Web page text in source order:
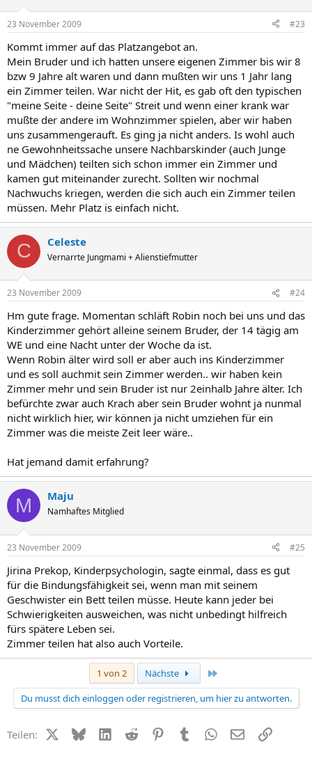
23 November 2009 #23
Kommt immer auf das Platzangebot an.
Mein Bruder und ich hatten unsere eigenen Zimmer bis wir 8
bzw 9 Jahre alt waren und dann mußten wir uns 1 Jahr lang
ein Zimmer teilen. War nicht der Hit, es gab oft den typischen
"meine Seite - deine Seite" Streit und wenn einer krank war
mußte der andere im Wohnzimmer spielen, aber wir haben
uns zusammengerauft. Es ging ja nicht anders. Is wohl auch
ne Gewohnheitssache unsere Nachbarskinder (auch Junge
und Mädchen) teilten sich schon immer ein Zimmer und
kamen gut miteinander zurecht. Sollten wir nochmal
Nachwuchs kriegen, werden die sich auch ein Zimmer teilen
müssen. Mehr Platz is einfach nicht.
C Celeste
Vernarrte Jungmami + Alienstiefmutter
23 November 2009 #24
Hm gute frage. Momentan schläft Robin noch bei uns und das
Kinderzimmer gehört alleine seinem Bruder, der 14 tägig am
WE und eine Nacht unter der Woche da ist.
Wenn Robin älter wird soll er aber auch ins Kinderzimmer
und es soll auchmit sein Zimmer werden.. wir haben kein
Zimmer mehr und sein Bruder ist nur 2einhalb Jahre älter. Ich
befürchte zwar auch Krach aber sein Bruder wohnt ja nunmal
nicht wirklich hier, wir können ja nicht umziehen für ein
Zimmer was die meiste Zeit leer wäre..
Hat jemand damit erfahrung?
M Maju
Namhaftes Mitglied
23 November 2009 #25
Jirina Prekop, Kinderpsychologin, sagte einmal, dass es gut
für die Bindungsfähigkeit sei, wenn man mit seinem
Geschwister ein Bett teilen müsse. Heute kann jeder bei
Schwierigkeiten ausweichen, was nicht unbedingt hilfreich
fürs spätere Leben sei.
Zimmer teilen hat also auch Vorteile.
1 von 2 Nächste
Du musst dich einloggen oder registrieren, um hier zu antworten.
Teilen: X (Twitter)
BlueskyLinkedIn
Reddit PinterestTumblr WhatsApp
E-MailLink